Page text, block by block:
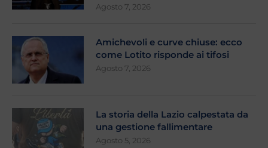
Agosto 7, 2026
Amichevoli e curve chiuse: ecco
come Lotito risponde ai tifosi
Agosto 7, 2026
La storia della Lazio calpestata da
una gestione fallimentare
Agosto 5, 2026